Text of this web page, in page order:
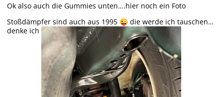
Ok also auch die Gummies unten….hier noch ein Foto
Stoßdämpfer sind auch aus 1995 😜 die werde ich tauschen…
denke ich